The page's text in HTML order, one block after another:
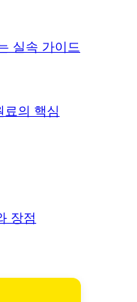
실속 가이드
료의 핵심
장점